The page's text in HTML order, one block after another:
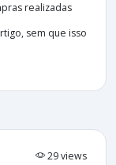
realizadas
sem que isso
29 views